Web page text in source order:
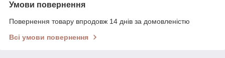
Умови повернення
Повернення товару впродовж 14 днів за домовленістю
Всі умови повернення